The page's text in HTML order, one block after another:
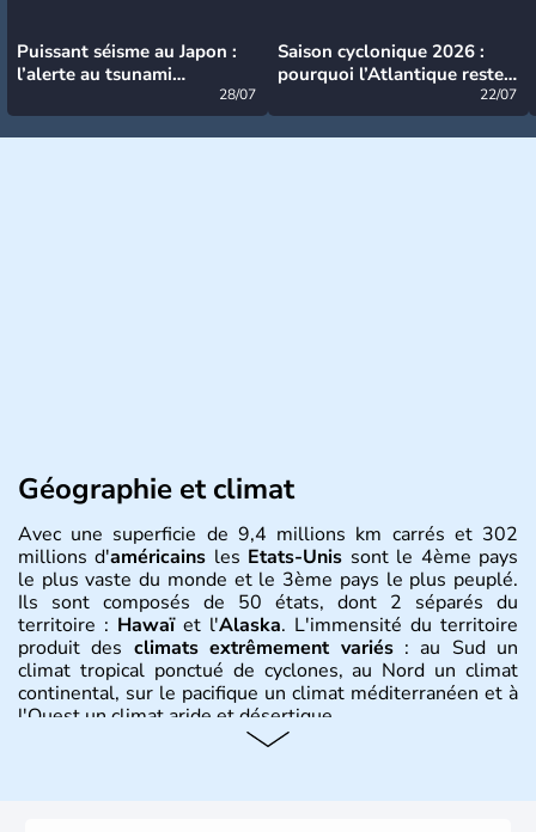
Puissant séisme au Japon :
l’alerte au tsunami
28/07
Saison cyclonique 2026 :
pourquoi l’Atlantique reste
22/07
Géographie et climat
Avec une superficie de 9,4 millions km carrés et 302
millions d'américains les Etats-Unis sont le 4ème pays
le plus vaste du monde et le 3ème pays le plus peuplé.
Ils sont composés de 50 états, dont 2 séparés du
territoire : Hawaïet l'Alaska. L'immensité du territoire
produit des climats extrêmement variés: au Sud un
climat tropical ponctué de cyclones, au Nord un climat
continental, sur le pacifique un climat méditerranéen et à
l'Ouest un climat aride et désertique.